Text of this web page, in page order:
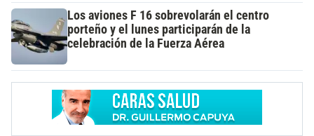
Los aviones F 16 sobrevolarán el centro
porteño y el lunes participarán de la
celebración de la Fuerza Aérea